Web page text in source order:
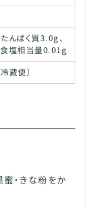
ぱく質3.0g、
塩相当量0.01g
蔵便）
・きな粉をか